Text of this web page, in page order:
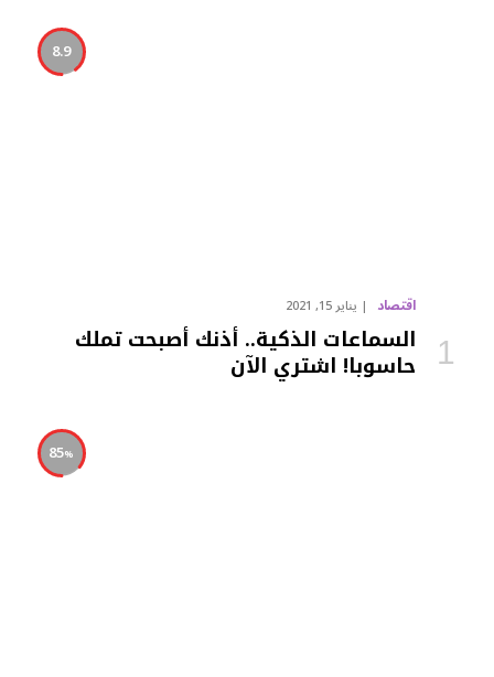
8.9
اقتصاد يناير 15, 2021
السماعات الذكية.. أذنك أصبحت تملك
حاسوبا! اشتري الآن
85